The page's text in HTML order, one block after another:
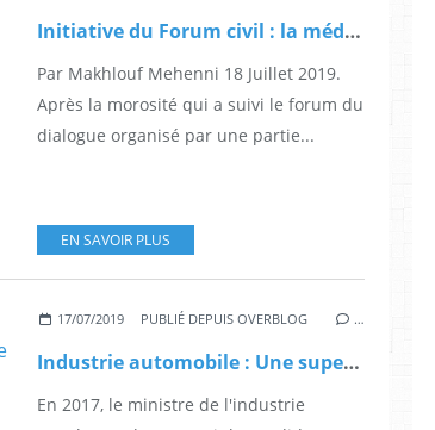
Initiative du Forum civil : la médiation de l’espoir?
Par Makhlouf Mehenni 18 Juillet 2019.
Après la morosité qui a suivi le forum du
dialogue organisé par une partie...
EN SAVOIR PLUS
17/07/2019 PUBLIÉ DEPUIS OVERBLOG …
Industrie automobile : Une supercherie à plusieurs milliards de dollars
En 2017, le ministre de l'industrie